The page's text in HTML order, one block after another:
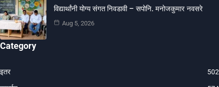
विद्यार्थांनी योग्य संगत निवडावी – सपोनि. मनोजकुमार नवसरे
Aug 5, 2026
Category
इतर 502